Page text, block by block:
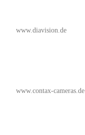
www.diavision.de
www.contax-cameras.de